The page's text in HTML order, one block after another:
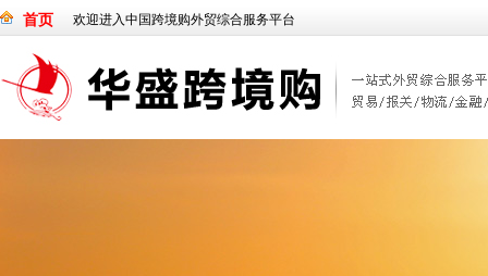
首页 欢迎进入中国跨境购外贸综合服务平台